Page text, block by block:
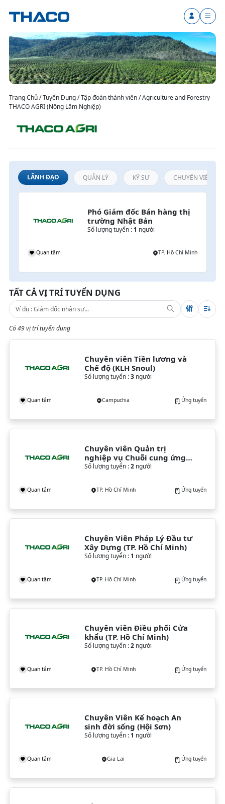
Trang Chủ / Tuyển Dụng / Tập đoàn thành viên / Agriculture and Forestry -
THACO AGRI (Nông Lâm Nghiệp)
LÃNH ĐẠO QUẢN LÝ KỸ SƯ CHUYÊN VIÊN /
Phó Giám đốc Bán hàng thị
trường Nhật Bản
Số lượng tuyển : 1 người
Quan tâm TP. Hồ Chí Minh
TẤT CẢ VỊ TRÍ TUYỂN DỤNG
Có 49 vị trí tuyển dụng
Chuyên viên Tiền lương và
Chế độ (KLH Snoul)
Số lượng tuyển :3người
Quan tâm Campuchia Ứng tuyển
Chuyên viên Quản trị
nghiệp vụ Chuỗi cung ứng
& Kho
Số lượng tuyển :2người
Quan tâm TP. Hồ Chí Minh Ứng tuyển
Chuyên Viên Pháp Lý Đầu tư
Xây Dựng (TP. Hồ Chí Minh)
Số lượng tuyển : 1 người
Quan tâm TP. Hồ Chí Minh Ứng tuyển
Chuyên viên Điều phối Cửa
khẩu (TP. Hồ Chí Minh)
Số lượng tuyển :2người
Quan tâm TP. Hồ Chí Minh Ứng tuyển
Chuyên Viên Kế hoạch An
sinh đời sống (Hội Sơn)
Số lượng tuyển : 1 người
Quan tâm Gia Lai Ứng tuyển